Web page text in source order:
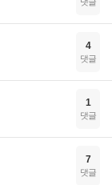
4
댓글
1
댓글
7
댓글